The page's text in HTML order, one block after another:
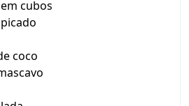
cubos
coco